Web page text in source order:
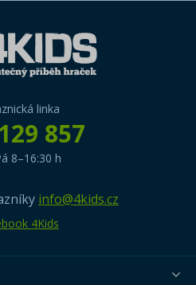
linka
857
8–16:30 h
info@4kids.cz
4Kids